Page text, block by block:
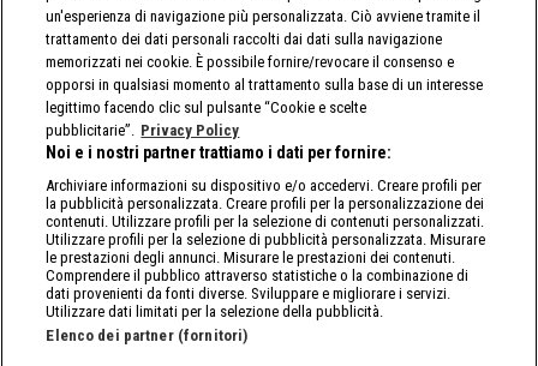
un'esperienza di navigazione più personalizzata. Ciò avviene tramite il
trattamento dei dati personali raccolti dai dati sulla navigazione
memorizzati nei cookie. È possibile fornire/revocare il consenso e
opporsi in qualsiasi momento al trattamento sulla base di un interesse
legittimo facendo clic sul pulsante “Cookie e scelte
pubblicitarie”. Privacy Policy
Noi e i nostri partner trattiamo i dati per fornire:
Archiviare informazioni su dispositivo e/o accedervi. Creare profili per
la pubblicità personalizzata. Creare profili per la personalizzazione dei
contenuti. Utilizzare profili per la selezione di contenuti personalizzati.
Utilizzare profili per la selezione di pubblicità personalizzata. Misurare
le prestazioni degli annunci. Misurare le prestazioni dei contenuti.
Comprendere il pubblico attraverso statistiche o la combinazione di
dati provenienti da fonti diverse. Sviluppare e migliorare i servizi.
Utilizzare dati limitati per la selezione della pubblicità.
Elenco dei partner (fornitori)